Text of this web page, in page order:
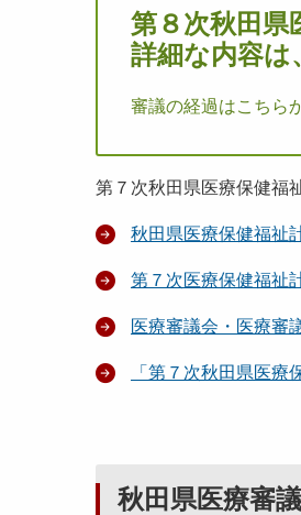
第８次秋田県
詳細な内容は
審議の経過はこちら
第７次秋田県医療保健福
秋田県医療保健福祉
第７次医療保健福祉
医療審議会・医療審
「第７次秋田県医
秋田県医療審